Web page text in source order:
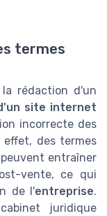
termes
rédaction d'un
site internet
incorrecte des
des termes
entraîner
vente, ce qui
de l'entreprise.
juridique